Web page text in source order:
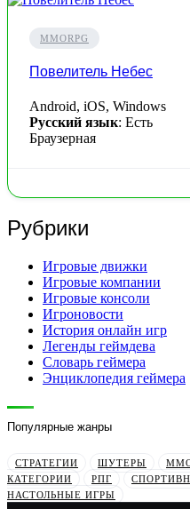
MMORPG
Повелитель Небес
Android, iOS, Windows
Русский язык: Есть
Браузерная
Рубрики
Игровые движки
Игровые компании
Игровые консоли
Игроновости
История онлайн игр
Легенды геймдева
Словарь геймера
Энциклопедия геймера
Популярные жанры
СТРАТЕГИИ ШУТЕРЫ
КАТЕГОРИИ
РПГ
НАСТОЛЬНЫЕ ИГРЫ